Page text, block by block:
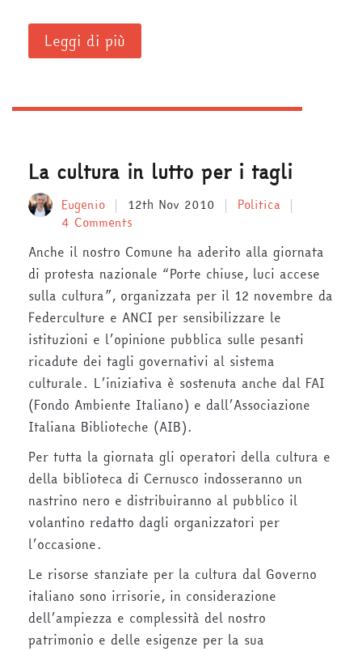
Leggi di più
La cultura in lutto per i tagli
Eugenio 12th Nov 2010
Politica
4 Comments
Anche il nostro Comune ha aderito alla giornata
di protesta nazionale “Porte chiuse, luci accese
sulla cultura”, organizzata per il 12 novembre da
Federculture e ANCI per sensibilizzare le
istituzioni e l’opinione pubblica sulle pesanti
ricadute dei tagli governativi al sistema
culturale. L’iniziativa è sostenuta anche dal FAI
(Fondo Ambiente Italiano) e dall’Associazione
Italiana Biblioteche (AIB).
Per tutta la giornata gli operatori della cultura e
della biblioteca di Cernusco indosseranno un
nastrino nero e distribuiranno al pubblico il
volantino redatto dagli organizzatori per
l’occasione.
Le risorse stanziate per la cultura dal Governo
italiano sono irrisorie, in considerazione
dell’ampiezza e complessità del nostro
patrimonio e delle esigenze per la sua